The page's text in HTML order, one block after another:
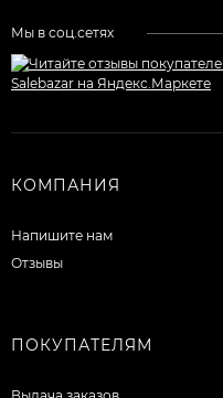
Мы в соц.сетях
КОМПАНИЯ
Напишите нам
Отзывы
ПОКУПАТЕЛЯМ